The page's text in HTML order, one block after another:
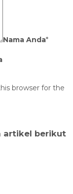
Nama Anda*
browser for the
artikel berikut